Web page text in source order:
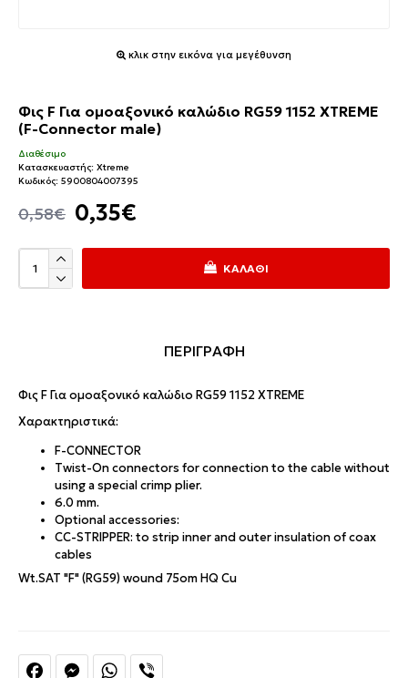
κλικ στην εικόνα για μεγέθυνση
Φις F Για ομοαξονικό καλώδιο RG59 1152 XTREME
(F-Connector male)
0,35€
0,58€
Διαθέσιμο
Κατασκευαστής: Xtreme
Κωδικός: 5900804007395
ΚΑΛΆΘΙ
FacebookMessengerWhatsApp
ΠΕΡΙΓΡΑΦΗ
Φις F Για ομοαξονικό καλώδιο RG59 1152 XTREME
Χαρακτηριστικά:
F-CONNECTOR
Twist-On connectors for connection to the cable without
using a special crimp plier.
6.0 mm.
Optional accessories:
CC-STRIPPER: to strip inner and outer insulation of coax
cables
Wt.SAT "F" (RG59) wound 75om HQ Cu